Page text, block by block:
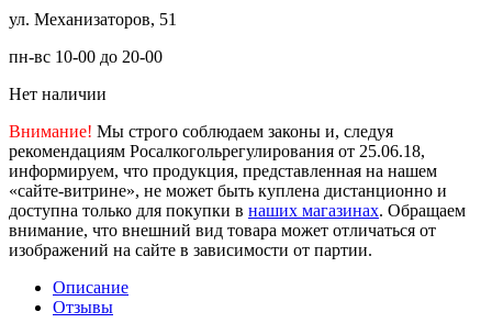
ул. Механизаторов, 51
пн-вс 10-00 до 20-00
Нет наличии
Внимание! Мы строго соблюдаем законы и, следуя
рекомендациям Росалкогольрегулирования от 25.06.18,
информируем, что продукция, представленная на нашем
«сайте-витрине», не может быть куплена дистанционно и
доступна только для покупки в наших магазинах. Обращаем
внимание, что внешний вид товара может отличаться от
изображений на сайте в зависимости от партии.
Описание
Отзывы